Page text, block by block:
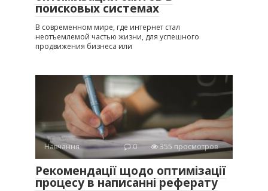
поисковых системах
В современном мире, где интернет стал
неотъемлемой частью жизни, для успешного
продвижения бизнеса или
Навчання 0 355 просмотров
Рекомендації щодо оптимізації
процесу в написанні реферату